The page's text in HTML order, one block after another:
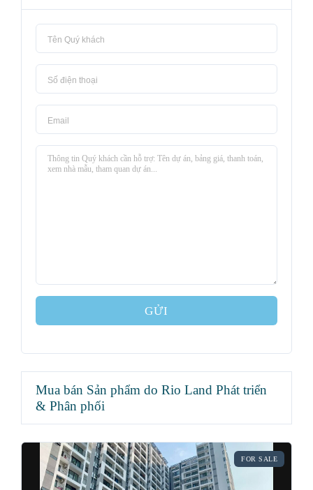
GỬI
Mua bán Sản phẩm do Rio Land Phát triển
& Phân phối
FOR SALE